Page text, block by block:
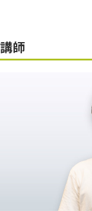
講師